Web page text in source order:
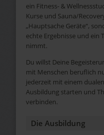
ein Fitness- &
Kurse und Sauna/
„Hauptsache Geräte“,
echte Ergebnisse und ein
nimmt.
Du willst Deine
mit Menschen beruflich
jederzeit mit einem
Ausbildung starten und
verbinden.
Die Ausbildung